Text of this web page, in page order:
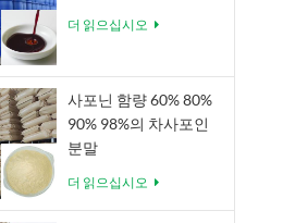
더 읽으십시오
사포닌 함량 60% 80%
90% 98%의 차사포인
분말
더 읽으십시오